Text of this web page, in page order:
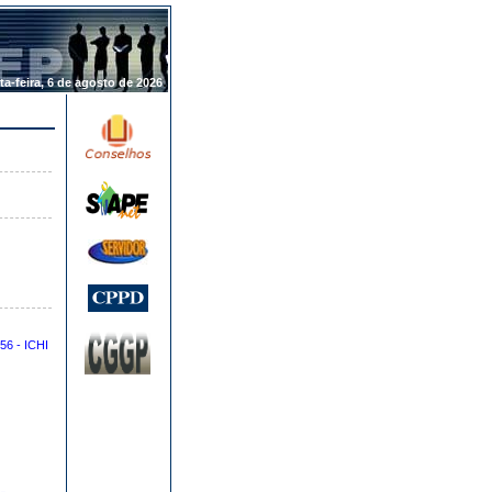
feira, 6 de agosto de 2026.
- ICHI